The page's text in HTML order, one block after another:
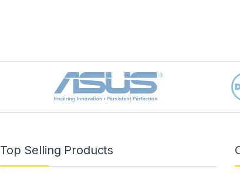
Top Selling Products